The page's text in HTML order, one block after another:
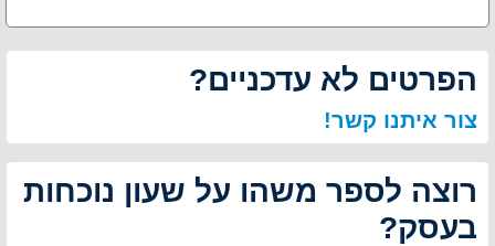
הפרטים לא עדכניים?
צור איתנו קשר!
רוצה לספר משהו על שעון נוכחות
בעסק?